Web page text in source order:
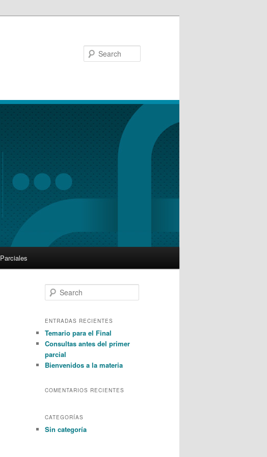
Parciales
e
r
h
ENTRADAS RECIENTES
Temario para el Final
Consultas antes del primer
parcial
Bienvenidos a la materia
COMENTARIOS RECIENTES
CATEGORÍAS
Sin categoría